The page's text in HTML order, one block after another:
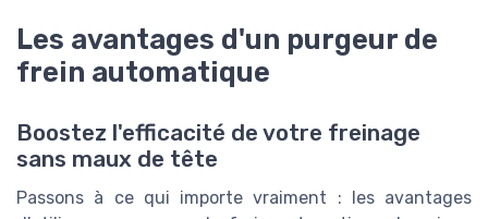
Les avantages d'un purgeur de
frein automatique
Boostez l'efficacité de votre freinage
sans maux de tête
Passons à ce qui importe vraiment : les avantages